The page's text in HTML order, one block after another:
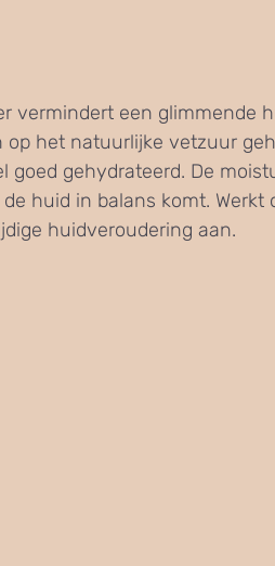
vermindert een glimmende
op het natuurlijke vetzuur
goed gehydrateerd. De
huid in balans komt.
huidveroudering aan.